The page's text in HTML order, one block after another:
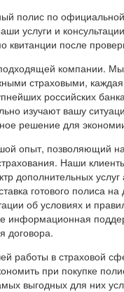
полис по
услуги и
квитанции после
компании.
страховыми, каждая
российских
изучают вашу
решение для
опыт, позволяющий
Наши
дополнительных
готового полиса
об условиях и
информационная
договора.
работы в страховой
при покупке
выгодных для них